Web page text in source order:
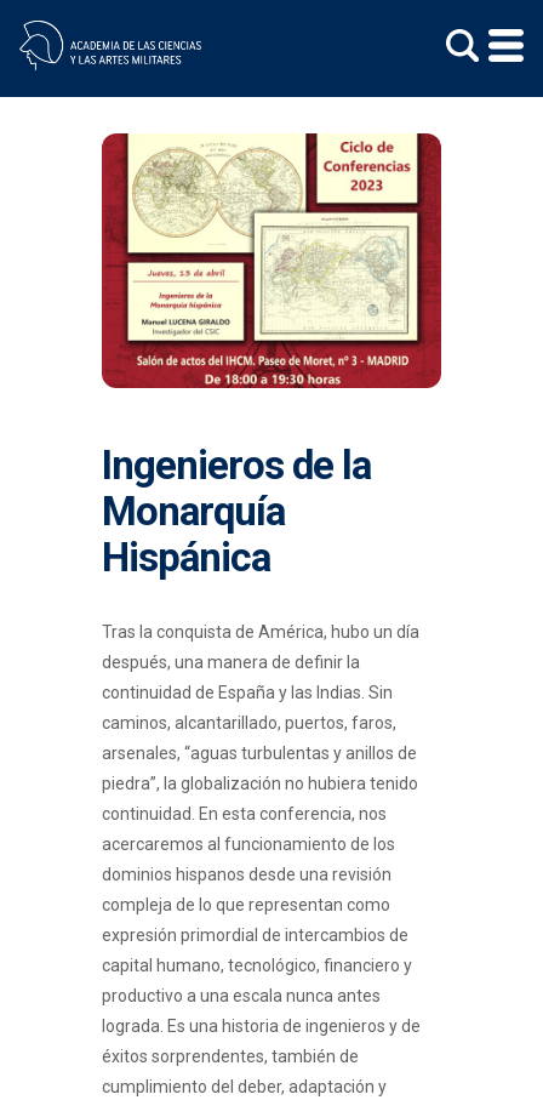
Ingenieros de la
Monarquía
Hispánica
Tras la conquista de América, hubo un día
después, una manera de definir la
continuidad de España y las Indias. Sin
caminos, alcantarillado, puertos, faros,
arsenales, “aguas turbulentas y anillos de
piedra”, la globalización no hubiera tenido
continuidad. En esta conferencia, nos
acercaremos al funcionamiento de los
dominios hispanos desde una revisión
compleja de lo que representan como
expresión primordial de intercambios de
capital humano, tecnológico, financiero y
productivo a una escala nunca antes
lograda. Es una historia de ingenieros y de
éxitos sorprendentes, también de
cumplimiento del deber, adaptación y